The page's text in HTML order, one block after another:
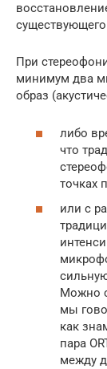
существующего
При
минимум два
образ
либо
что
точках
или с
Можно
мы
как
пара
между